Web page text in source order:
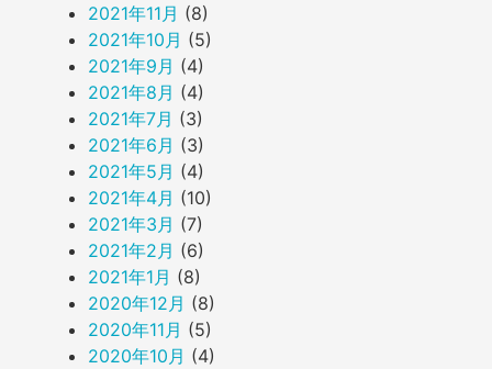
2021年11月 (8)
2021年10月 (5)
2021年9月 (4)
2021年8月 (4)
2021年7月 (3)
2021年6月 (3)
2021年5月 (4)
2021年4月 (10)
2021年3月 (7)
2021年2月 (6)
2021年1月 (8)
2020年12月 (8)
2020年11月 (5)
2020年10月 (4)